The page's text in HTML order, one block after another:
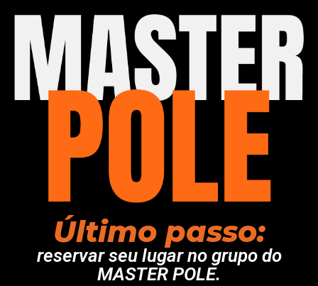
Último passo:
reservar seu lugar no grupo do
MASTER POLE.